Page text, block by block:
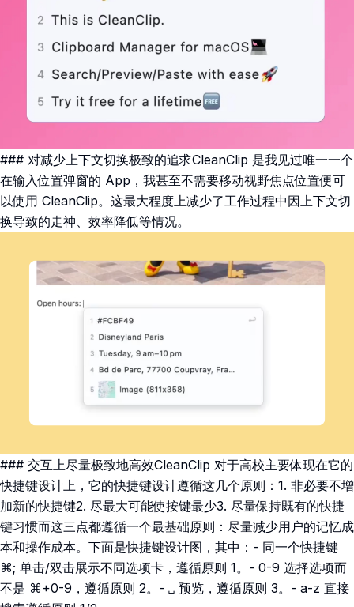
### 对减少上下文切换极致的追求CleanClip 是我见过唯一一个
在输入位置弹窗的 App，我甚至不需要移动视野焦点位置便可
以使用 CleanClip。这最大程度上减少了工作过程中因上下文切
换导致的走神、效率降低等情况。
### 交互上尽量极致地高效CleanClip 对于高校主要体现在它的
快捷键设计上，它的快捷键设计遵循这几个原则：1. 非必要不增
加新的快捷键2. 尽最大可能使按键最少3. 尽量保持既有的快捷
键习惯而这三点都遵循一个最基础原则：尽量减少用户的记忆成
本和操作成本。下面是快捷键设计图，其中：- 同一个快捷键
⌘; 单击/双击展示不同选项卡，遵循原则 1。- 0-9 选择选项而
不是 ⌘+0-9，遵循原则 2。- ␣ 预览，遵循原则 3。- a-z 直接